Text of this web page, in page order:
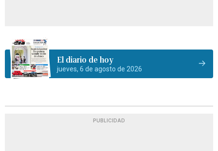
El diario de hoy
jueves, 6 de agosto de 2026
PUBLICIDAD